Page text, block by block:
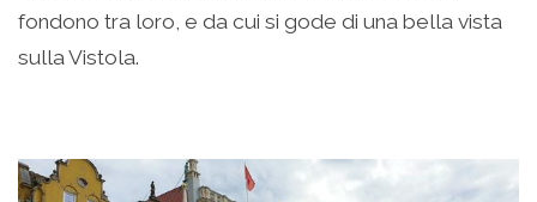
fondono tra loro, e da cui si gode di una bella vista
sulla Vistola.